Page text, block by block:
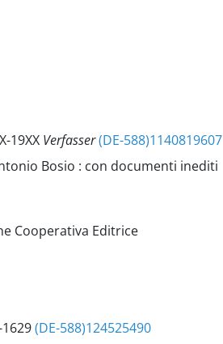
19XX Verfasser(DE-588)1140819607
Bosio : con documenti inediti
Cooperativa Editrice
(DE-588)124525490